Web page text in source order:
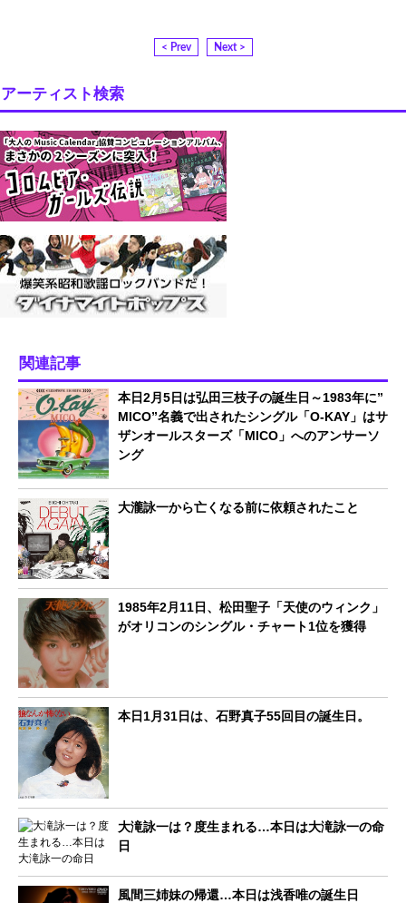
< Prev Next >
アーティスト検索
関連記事
本日2月5日は弘田三枝子の誕生日～1983年に”
MICO”名義で出されたシングル「O-KAY」はサ
ザンオールスターズ「MICO」へのアンサーソ
ング
大瀧詠一から亡くなる前に依頼されたこと
1985年2月11日、松田聖子「天使のウィンク」
がオリコンのシングル・チャート1位を獲得
本日1月31日は、石野真子55回目の誕生日。
大滝詠一は？度生まれる…本日は大滝詠一の命
日
風間三姉妹の帰還…本日は浅香唯の誕生日